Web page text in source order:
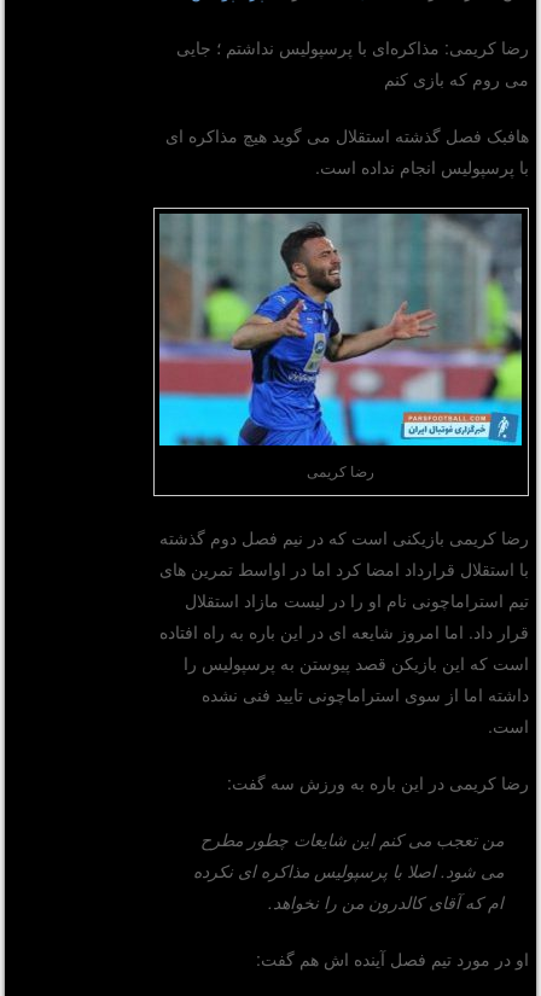
رضا کریمی: مذاکره‌ای با پرسپولیس نداشتم ؛ جایی
می روم که بازی کنم
هافبک فصل گذشته استقلال می گوید هیچ مذاکره ای
با پرسپولیس انجام نداده است.
رضا کریمی
رضا کریمی بازیکنی است که در نیم فصل دوم گذشته
با استقلال قرارداد امضا کرد اما در اواسط تمرین های
تیم استراماچونی نام او را در لیست مازاد استقلال
قرار داد. اما امروز شایعه ای در این باره به راه افتاده
است که این بازیکن قصد پیوستن به پرسپولیس را
داشته اما از سوی استراماچونی تایید فنی نشده
است.
رضا کریمی در این باره به ورزش سه گفت:
من تعجب می کنم این شایعات چطور مطرح
می شود. اصلا با پرسپولیس مذاکره ای نکرده
ام که آقای کالدرون من را نخواهد.
او در مورد تیم فصل آینده اش هم گفت: